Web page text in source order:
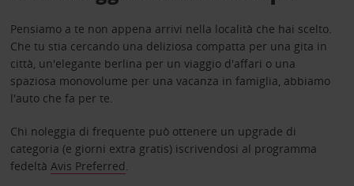
Pensiamo a te non appena arrivi nella località che hai scelto.
Che tu stia cercando una deliziosa compatta per una gita in
città, un'elegante berlina per un viaggio d'affari o una
spaziosa monovolume per una vacanza in famiglia, abbiamo
l'auto che fa per te.
Chi noleggia di frequente può ottenere un upgrade di
categoria (e giorni extra gratis) iscrivendosi al programma
fedeltà Avis Preferred.